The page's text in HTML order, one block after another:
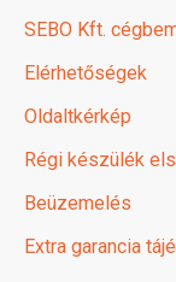
SEBO Kft.
Elérhetőségek
Oldaltkérkép
Régi készülék
Beüzemelés
Extra garancia